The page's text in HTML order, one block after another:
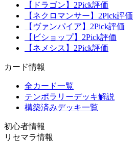
【ドラゴン】2Pick評価
【ネクロマンサー】2Pick評価
【ヴァンパイア】2Pick評価
【ビショップ】2Pick評価
【ネメシス】2Pick評価
カード情報
全カード一覧
テンポラリーデッキ解説
構築済みデッキ一覧
初心者情報
リセマラ情報